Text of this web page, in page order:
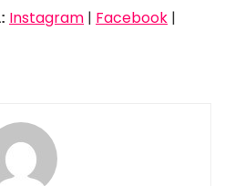
Instagram | Facebook |